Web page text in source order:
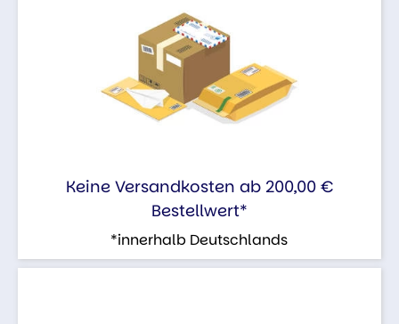
Keine Versandkosten ab 200,00 €
Bestellwert*
*innerhalb Deutschlands